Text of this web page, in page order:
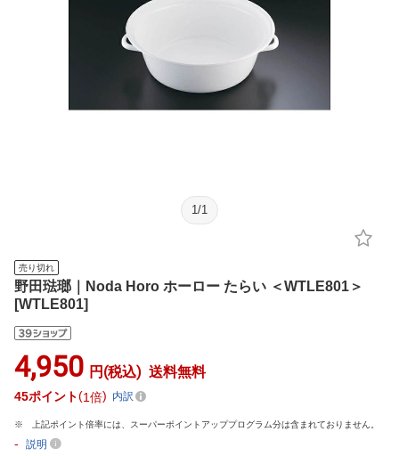
1 /1
売り切れ
野田琺瑯｜Noda Horo ホーロー たらい ＜WTLE801＞
[WTLE801]
4,950 円(税込) 送料無料
45ポイント 1倍 内訳
上記ポイント倍率には、スーパーポイントアッププログラム分は含まれておりません。
- 説明